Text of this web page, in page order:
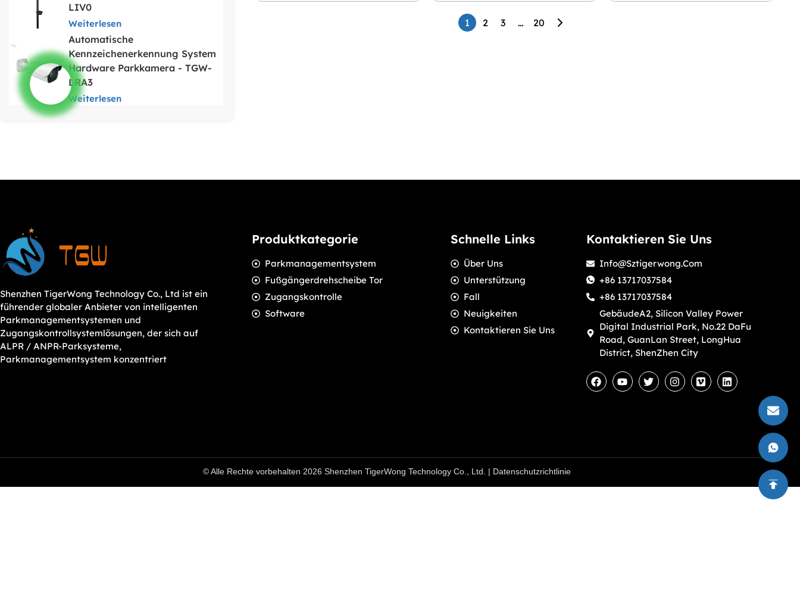
LIV0
Weiterlesen
Automatische
Kennzeichenerkennung System
Hardware Parkkamera - TGW-
LRA3
Weiterlesen
1 2 3 … 20
Shenzhen TigerWong Technology Co., Ltd ist ein
führender globaler Anbieter von intelligenten
Parkmanagementsystemen und
Zugangskontrollsystemlösungen, der sich auf
ALPR / ANPR-Parksysteme,
Parkmanagementsystem konzentriert
Produktkategorie
Parkmanagementsystem
Fußgängerdrehscheibe Tor
Zugangskontrolle
Software
Schnelle Links
Über Uns
Unterstützung
Fall
Neuigkeiten
Kontaktieren Sie Uns
Kontaktieren Sie Uns
Info@sztigerwong.com
+86 13717037584
+86 13717037584
GebäudeA2, Silicon Valley Power
Digital Industrial Park, No.22 DaFu
Road, GuanLan Street, LongHua
District, ShenZhen City
© Alle Rechte vorbehalten 2026 Shenzhen TigerWong Technology Co., Ltd. | Datenschutzrichtlinie